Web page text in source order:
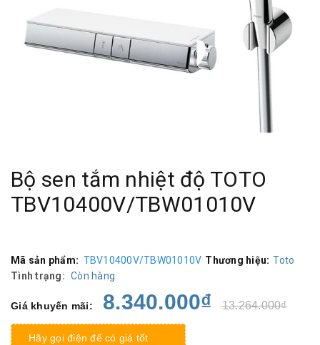
Bộ sen tắm nhiệt độ TOTO
TBV10400V/TBW01010V
Mã sản phẩm: TBV10400V/TBW01010V Thương hiệu: Toto
Tình trạng: Còn hàng
Giá khuyến mãi: 8.340.000₫ 13.264.000₫
Hãy gọi điện để có giá tốt